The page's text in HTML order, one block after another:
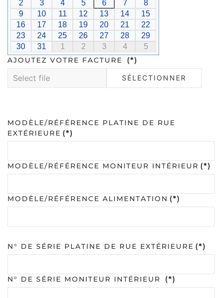
2
3 4 5 6 7
8
9
10 11 12 13 14
15
16
17 18 19 20 21
22
23
24 25 26 27 28
29
30
31 1 2 3 4 5
AJOUTEZ VOTRE FACTURE (*)
SÉLECTIONNER
MODÈLE/RÉFÉRENCE PLATINE DE RUE
EXTÉRIEURE (*)
MODÈLE/RÉFÉRENCE MONITEUR INTÉRIEUR (*)
MODÈLE/RÉFÉRENCE ALIMENTATION (*)
N° DE SÉRIE PLATINE DE RUE EXTÉRIEURE (*)
N° DE SÉRIE MONITEUR INTÉRIEUR (*)